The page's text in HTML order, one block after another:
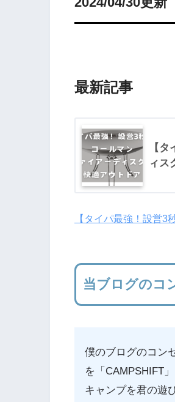
最新記事
【
ィス
【タイパ最強！設営3
当ブログのコ
僕のブログのコン
を「CAMPSHIFT
キャンプを君の遊